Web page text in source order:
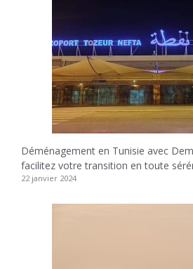
Déménagement en Tunisie avec
facilitez votre transition en toute
22 janvier 2024